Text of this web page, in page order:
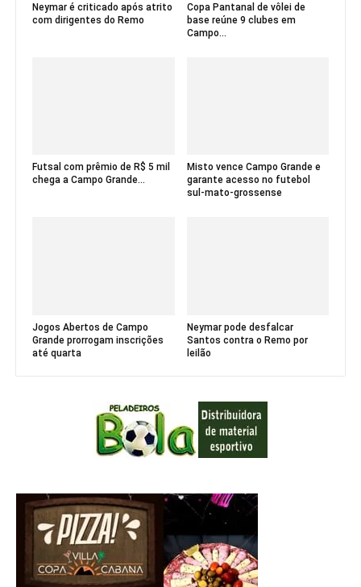
Neymar é criticado após atrito
com dirigentes do Remo
Copa Pantanal de vôlei de
base reúne 9 clubes em
Campo...
Futsal com prêmio de R$ 5 mil
chega a Campo Grande...
Misto vence Campo Grande e
garante acesso no futebol
sul-mato-grossense
Jogos Abertos de Campo
Grande prorrogam inscrições
até quarta
Neymar pode desfalcar
Santos contra o Remo por
leilão